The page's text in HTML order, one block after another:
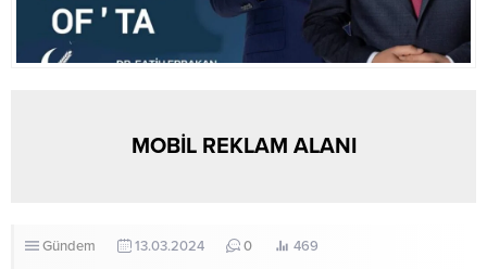
MOBİL REKLAM ALANI
Gündem 13.03.2024 0 469